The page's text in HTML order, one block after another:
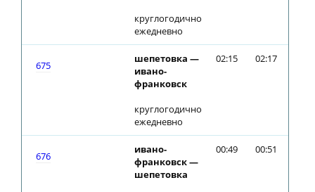
круглогодично
ежедневно
675
шепетовка —
ивано-
франковск
круглогодично
ежедневно
02:15 02:17
676
ивано-
франковск —
шепетовка
00:49 00:51